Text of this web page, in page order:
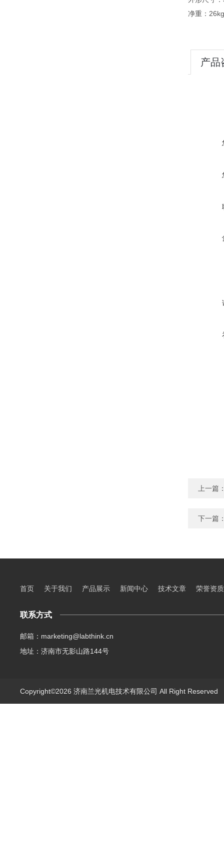
净重：26kg
产品
上一篇
下一篇
首页 关于我们 产品展示 新闻中心 技术文章 荣誉资质
联系方式
邮箱：marketing@labthink.cn
地址：济南市无影山路144号
Copyright©2026 济南兰光机电技术有限公司 All Right